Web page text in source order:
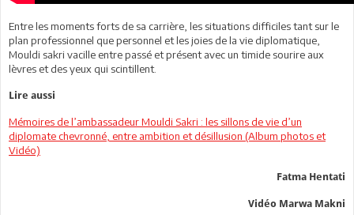
Entre les moments forts de sa carrière, les situations difficiles tant sur le
plan professionnel que personnel et les joies de la vie diplomatique,
Mouldi sakri vacille entre passé et présent avec un timide sourire aux
lèvres et des yeux qui scintillent.
Lire aussi
Mémoires de l’ambassadeur Mouldi Sakri : les sillons de vie d’un
diplomate chevronné, entre ambition et désillusion (Album photos et
Vidéo)
Fatma Hentati
Vidéo Marwa Makni